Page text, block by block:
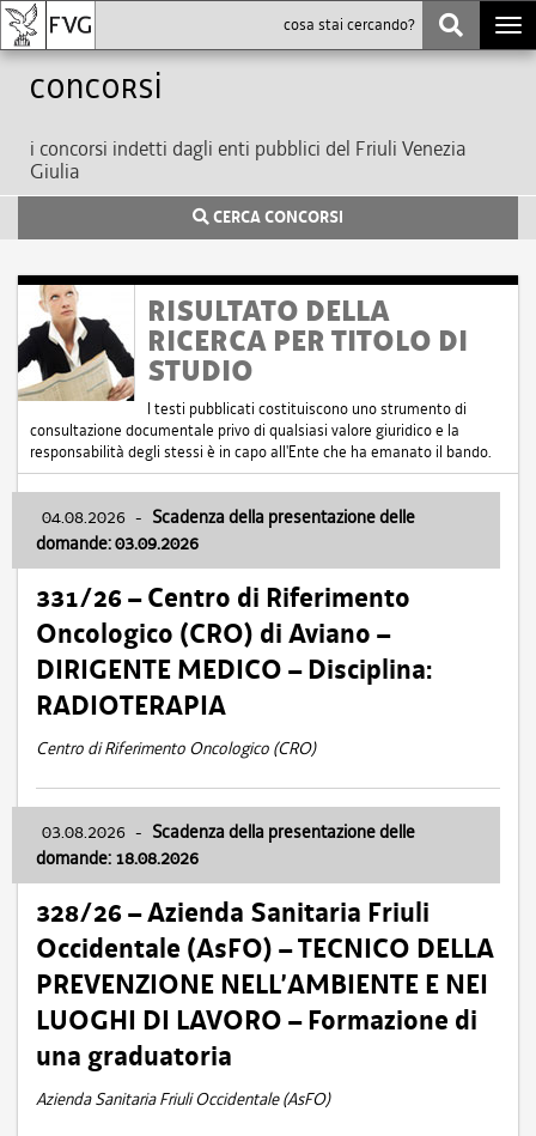
Concorsi
i concorsi indetti dagli enti pubblici del Friuli Venezia
Giulia
CERCA CONCORSI
RISULTATO DELLA
RICERCA PER TITOLO DI
STUDIO
I testi pubblicati costituiscono uno strumento di
consultazione documentale privo di qualsiasi valore giuridico e la
responsabilità degli stessi è in capo all'Ente che ha emanato il bando.
04.08.2026 - Scadenza della presentazione delle
domande: 03.09.2026
331/26 – Centro di Riferimento
Oncologico (CRO) di Aviano –
DIRIGENTE MEDICO – Disciplina:
RADIOTERAPIA
Centro di Riferimento Oncologico (CRO)
03.08.2026 - Scadenza della presentazione delle
domande: 18.08.2026
328/26 – Azienda Sanitaria Friuli
Occidentale (AsFO) – TECNICO DELLA
PREVENZIONE NELL’AMBIENTE E NEI
LUOGHI DI LAVORO – Formazione di
una graduatoria
Azienda Sanitaria Friuli Occidentale (AsFO)